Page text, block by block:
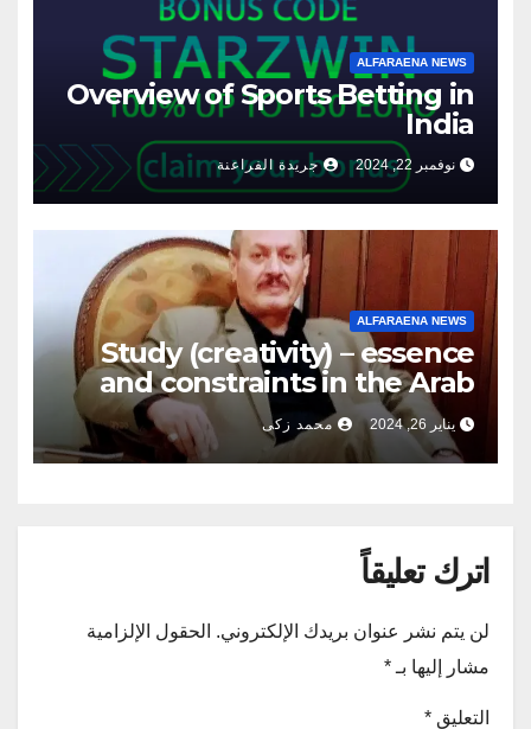
ALFARAENA NEWS
Overview of Sports Betting in
India
نوفمبر 22, 2024 جريدة الفراعنة
ALFARAENA NEWS
Study (creativity) – essence
and constraints in the Arab
world – Writer / Tariq Fayez
Ajaoy
يناير 26, 2024 محمد زكى
اترك تعليقاً
لن يتم نشر عنوان بريدك الإلكتروني. الحقول الإلزامية
مشار إليها بـ *
التعليق *